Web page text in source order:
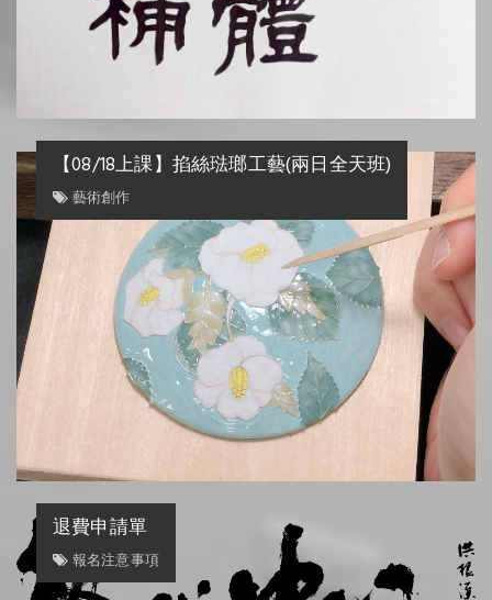
【08/18上課】掐絲琺瑯工藝(兩日全天班)
藝術創作
退費申請單
報名注意事項